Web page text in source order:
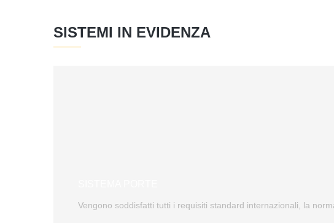
SISTEMI IN EVIDENZA
Vengono soddisfatti tutti i requisiti standard internazionali, la